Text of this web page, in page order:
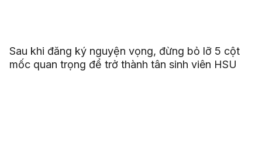
Sau khi đăng ký nguyện vọng, đừng bỏ lỡ 5 cột
mốc quan trọng để trở thành tân sinh viên HSU